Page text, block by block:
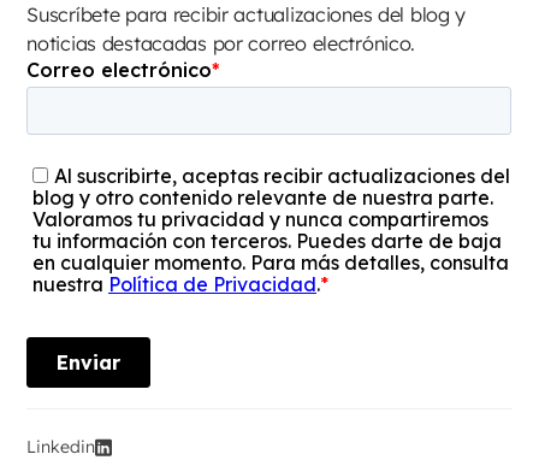
Suscríbete para recibir actualizaciones del blog y
noticias destacadas por correo electrónico.
Linkedin